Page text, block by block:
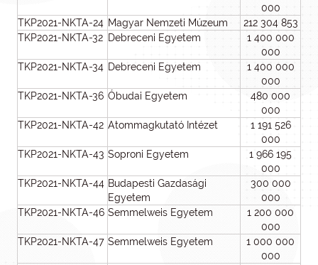
000
TKP2021-NKTA-24 Magyar Nemzeti Múzeum
212 304 853
TKP2021-NKTA-32 Debreceni Egyetem
1 400 000
000
TKP2021-NKTA-34 Debreceni Egyetem
1 400 000
000
TKP2021-NKTA-36 Óbudai Egyetem
480 000
000
TKP2021-NKTA-42 Atommagkutató Intézet
1 191 526
000
TKP2021-NKTA-43 Soproni Egyetem
1 966 195
000
TKP2021-NKTA-44 Budapesti Gazdasági
Egyetem
300 000
000
TKP2021-NKTA-46 Semmelweis Egyetem
1 200 000
000
TKP2021-NKTA-47 Semmelweis Egyetem
1 000 000
000